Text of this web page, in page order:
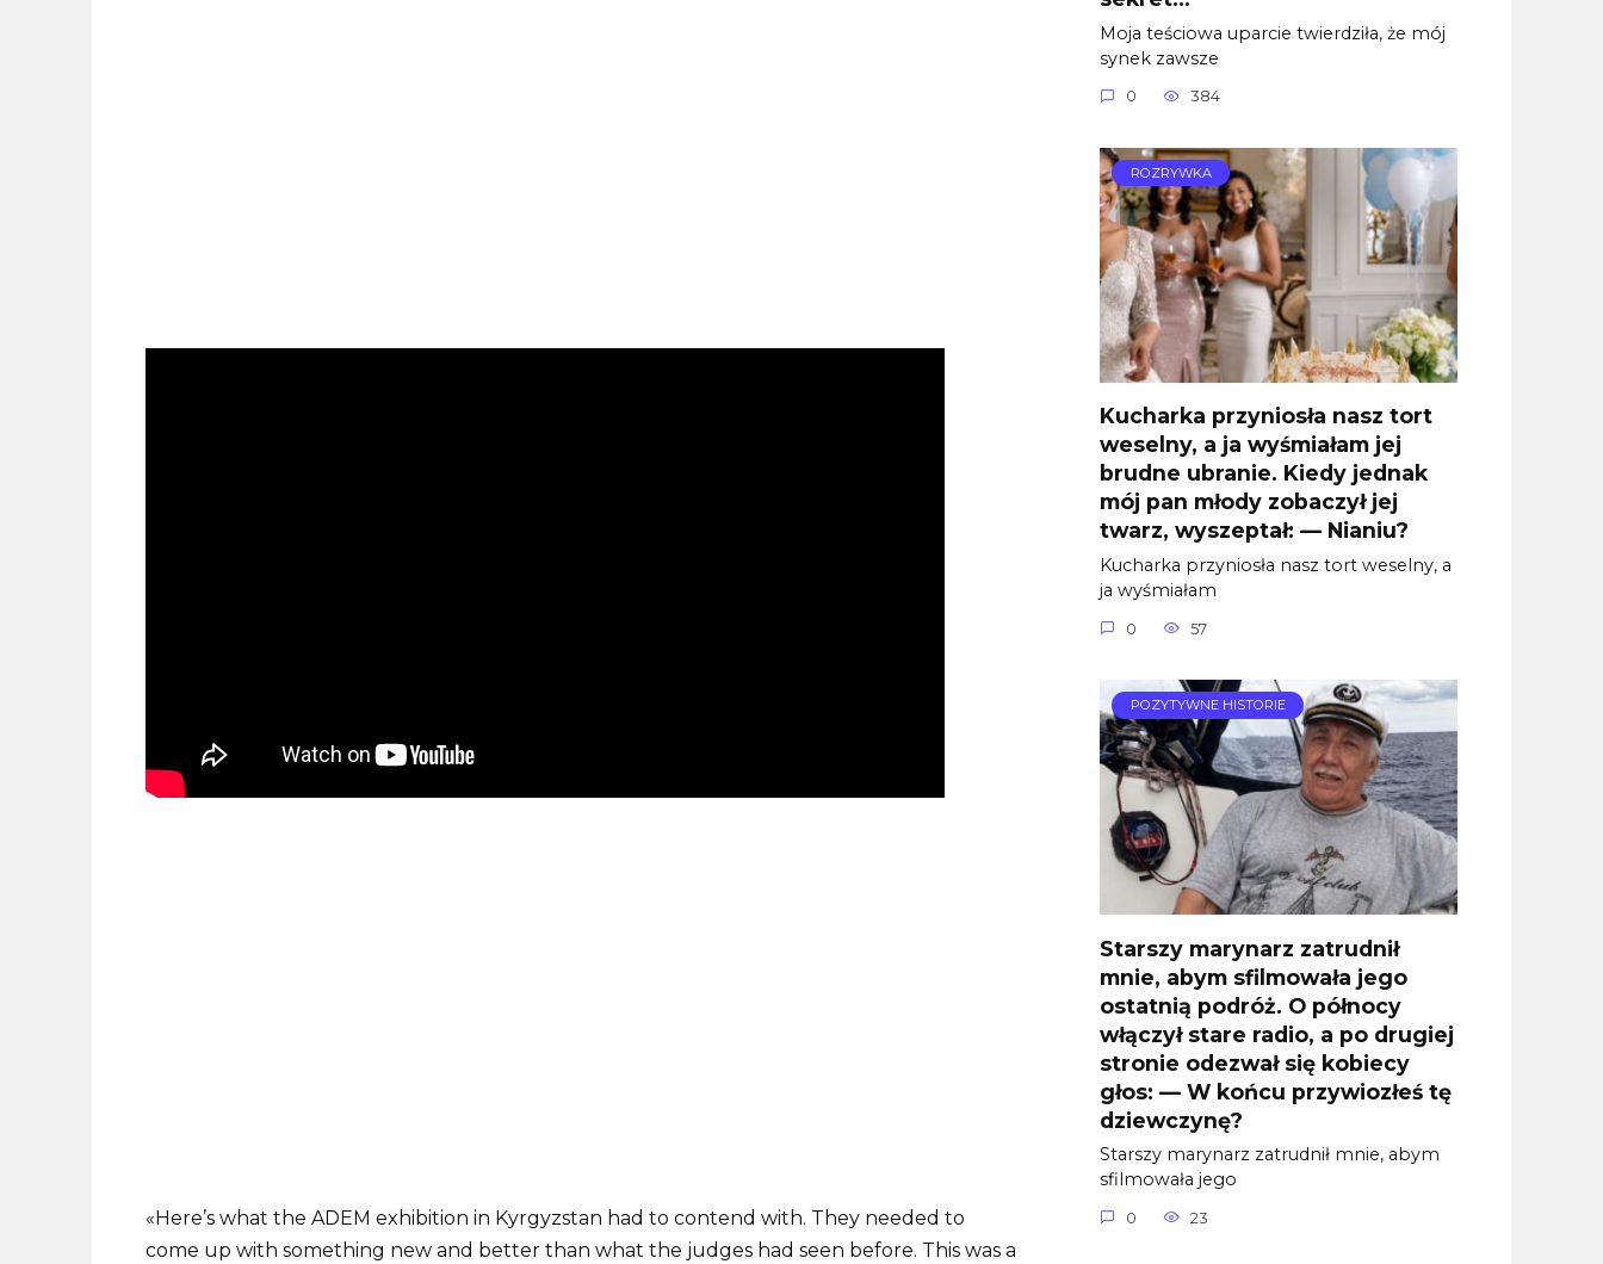
«Here’s what the ADEM exhibition in Kyrgyzstan had to contend with. They needed to
come up with something new and better than what the judges had seen before. This was a
Moja teściowa uparcie twierdziła, że mój
synek zawsze
0 384
ROZRYWKA
Kucharka przyniosła nasz tort
weselny, a ja wyśmiałam jej
brudne ubranie. Kiedy jednak
mój pan młody zobaczył jej
twarz, wyszeptał: — Nianiu?
Kucharka przyniosła nasz tort weselny, a
ja wyśmiałam
0 57
POZYTYWNE HISTORIE
Starszy marynarz zatrudnił
mnie, abym sfilmowała jego
ostatnią podróż. O północy
włączył stare radio, a po drugiej
stronie odezwał się kobiecy
głos: — W końcu przywiozłeś tę
dziewczynę?
Starszy marynarz zatrudnił mnie, abym
sfilmowała jego
0 23